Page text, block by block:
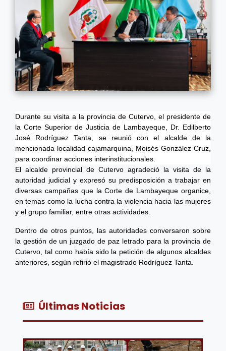
Durante su visita a la provincia de Cutervo, el presidente de
la Corte Superior de Justicia de Lambayeque, Dr. Edilberto
José Rodríguez Tanta, se reunió con el alcalde de la
mencionada localidad cajamarquina, Moisés González Cruz,
para coordinar acciones interinstitucionales.
El alcalde provincial de Cutervo agradeció la visita de la
autoridad judicial y expresó su predisposición a trabajar en
diversas campañas que la Corte de Lambayeque organice,
en temas como la lucha contra la violencia hacia las mujeres
y el grupo familiar, entre otras actividades.
Dentro de otros puntos, las autoridades conversaron sobre
la gestión de un juzgado de paz letrado para la provincia de
Cutervo, tal como había sido la petición de algunos alcaldes
anteriores, según refirió el magistrado Rodríguez Tanta.
Últimas Noticias